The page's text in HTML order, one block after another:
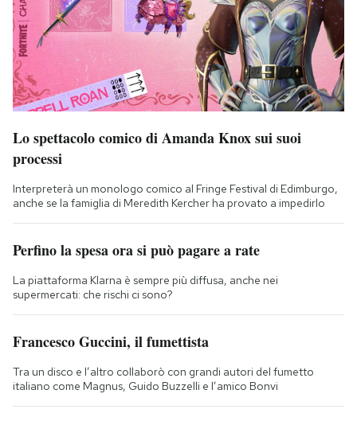
Lo spettacolo comico di Amanda Knox sui suoi
processi
Interpreterà un monologo comico al Fringe Festival di Edimburgo,
anche se la famiglia di Meredith Kercher ha provato a impedirlo
Perfino la spesa ora si può pagare a rate
La piattaforma Klarna è sempre più diffusa, anche nei
supermercati: che rischi ci sono?
Francesco Guccini, il fumettista
Tra un disco e l’altro collaborò con grandi autori del fumetto
italiano come Magnus, Guido Buzzelli e l’amico Bonvi